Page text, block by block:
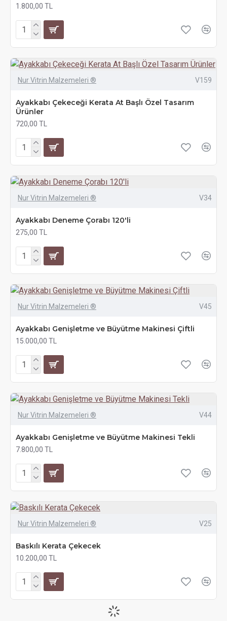
1.800,00 TL
Nur Vitrin Malzemeleri ® V159
Ayakkabı Çekeceği Kerata At Başlı Özel Tasarım
Ürünler
720,00 TL
Nur Vitrin Malzemeleri ® V34
Ayakkabı Deneme Çorabı 120'li
275,00 TL
Nur Vitrin Malzemeleri ® V45
Ayakkabı Genişletme ve Büyütme Makinesi Çiftli
15.000,00 TL
Nur Vitrin Malzemeleri ® V44
Ayakkabı Genişletme ve Büyütme Makinesi Tekli
7.800,00 TL
Nur Vitrin Malzemeleri ® V25
Baskılı Kerata Çekecek
10.200,00 TL